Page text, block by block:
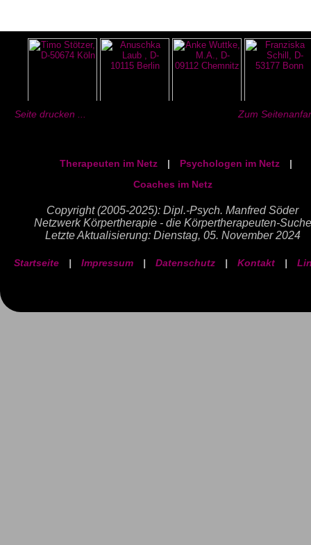
Seite drucken ... Zum
Therapeuten im Netz | Psychologen im Netz
|
Coaches im Netz
Copyright (2005-2025): Dipl.-Psych. Manfred Söder
Netzwerk Körpertherapie - die Körpertherapeuten-Suche
Letzte Aktualisierung: Dienstag, 05. November 2024
Startseite | Impressum | Datenschutz | Kontakt |